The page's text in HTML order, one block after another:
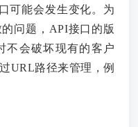
可能会发生变化。为
问题，API接口的版
不会破坏现有的客户
URL路径来管理，例